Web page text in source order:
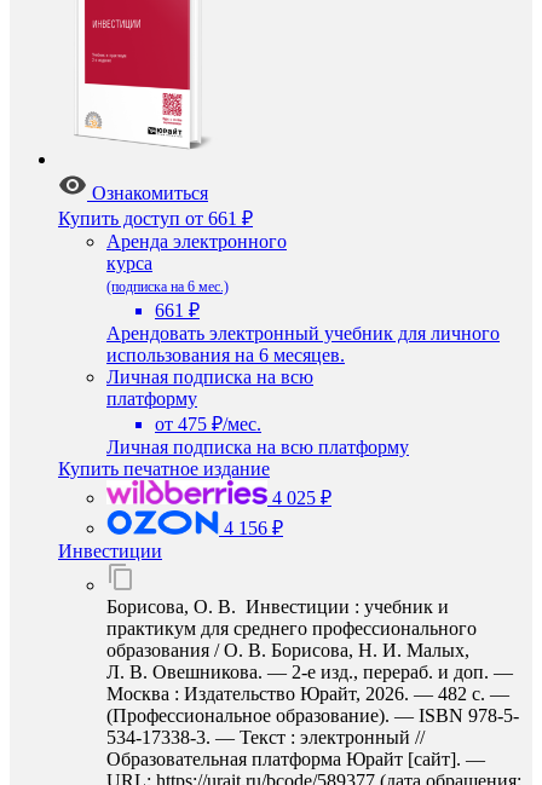
Ознакомиться
Купить доступ от 661 ₽
Аренда электронного
курса
(подписка на 6 мес.)
661 ₽
Арендовать электронный учебник для личного
использования на 6 месяцев.
Личная подписка на всю
платформу
от 475 ₽/мес.
Личная подписка на всю платформу
Купить печатное издание
4 025 ₽
4 156 ₽
Инвестиции
Борисова, О. В. Инвестиции : учебник и
практикум для среднего профессионального
образования / О. В. Борисова, Н. И. Малых,
Л. В. Овешникова. — 2-е изд., перераб. и доп. —
Москва : Издательство Юрайт, 2026. — 482 с. —
(Профессиональное образование). — ISBN 978-5-
534-17338-3. — Текст : электронный //
Образовательная платформа Юрайт [сайт]. —
URL: https://urait.ru/bcode/589377 (дата обращения: